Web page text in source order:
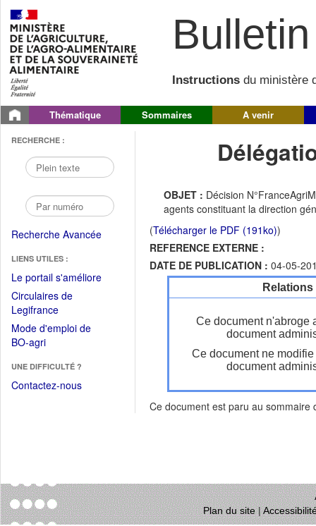
Instructions du ministère
Thématique Sommaires A venir
RECHERCHE :
Recherche Avancée
LIENS UTILES :
Le portail s'améliore(Fichier
Circulaires de
Legifrance(Ouvrir
dans
une
fenêtre)
Mode d'emploi de
BO-agri(Ouvrir
une
nouvelle
UNE DIFFICULTÉ ?
Contactez-nous
OBJET : Décision
agents constituant la direction
(Télécharger le PDF (191ko))
REFERENCE EXTERNE :
DATE DE PUBLICATION : 04-05-
Ce document n'abroge
document
Ce document ne
document
Ce document est paru au sommaire
Plan du site|